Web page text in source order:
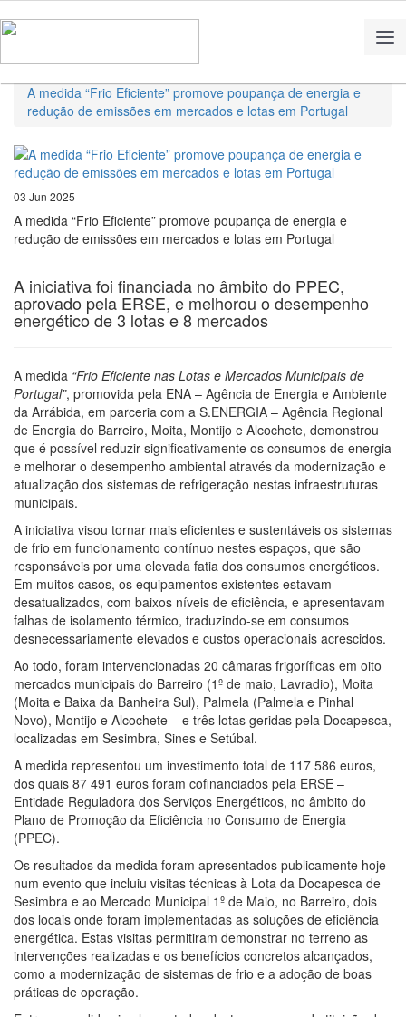
A medida “Frio Eficiente” promove poupança de energia e
redução de emissões em mercados e lotas em Portugal
03 Jun 2025
A medida “Frio Eficiente” promove poupança de energia e
redução de emissões em mercados e lotas em Portugal
A iniciativa foi financiada no âmbito do PPEC,
aprovado pela ERSE, e melhorou o desempenho
energético de 3 lotas e 8 mercados
A medida “Frio Eficiente nas Lotas e Mercados Municipais de
Portugal”, promovida pela ENA – Agência de Energia e Ambiente
da Arrábida, em parceria com a S.ENERGIA – Agência Regional
de Energia do Barreiro, Moita, Montijo e Alcochete, demonstrou
que é possível reduzir significativamente os consumos de energia
e melhorar o desempenho ambiental através da modernização e
atualização dos sistemas de refrigeração nestas infraestruturas
municipais.
A iniciativa visou tornar mais eficientes e sustentáveis os sistemas
de frio em funcionamento contínuo nestes espaços, que são
responsáveis por uma elevada fatia dos consumos energéticos.
Em muitos casos, os equipamentos existentes estavam
desatualizados, com baixos níveis de eficiência, e apresentavam
falhas de isolamento térmico, traduzindo-se em consumos
desnecessariamente elevados e custos operacionais acrescidos.
Ao todo, foram intervencionadas 20 câmaras frigoríficas em oito
mercados municipais do Barreiro (1º de maio, Lavradio), Moita
(Moita e Baixa da Banheira Sul), Palmela (Palmela e Pinhal
Novo), Montijo e Alcochete – e três lotas geridas pela Docapesca,
localizadas em Sesimbra, Sines e Setúbal.
A medida representou um investimento total de 117 586 euros,
dos quais 87 491 euros foram cofinanciados pela ERSE –
Entidade Reguladora dos Serviços Energéticos, no âmbito do
Plano de Promoção da Eficiência no Consumo de Energia
(PPEC).
Os resultados da medida foram apresentados publicamente hoje
num evento que incluiu visitas técnicas à Lota da Docapesca de
Sesimbra e ao Mercado Municipal 1º de Maio, no Barreiro, dois
dos locais onde foram implementadas as soluções de eficiência
energética. Estas visitas permitiram demonstrar no terreno as
intervenções realizadas e os benefícios concretos alcançados,
como a modernização de sistemas de frio e a adoção de boas
práticas de operação.